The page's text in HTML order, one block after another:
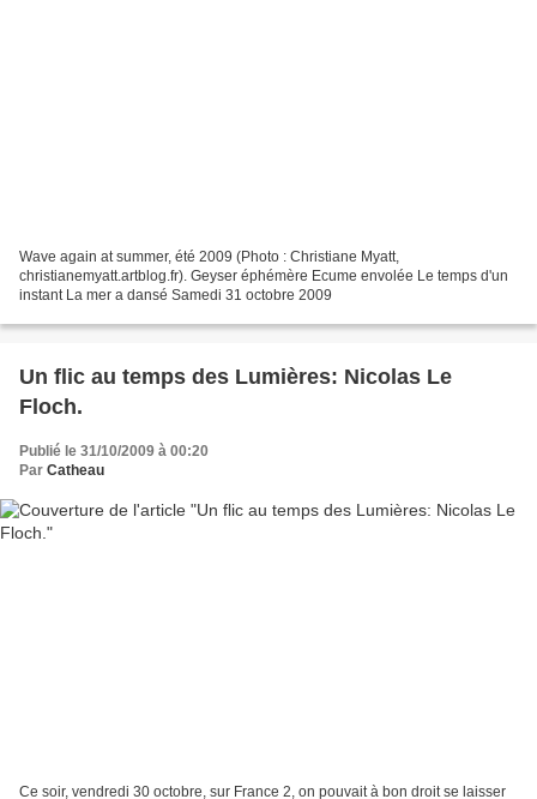
Wave again at summer, été 2009 (Photo : Christiane Myatt,
christianemyatt.artblog.fr). Geyser éphémère Ecume envolée Le temps d'un
instant La mer a dansé Samedi 31 octobre 2009
Un flic au temps des Lumières: Nicolas Le
Floch.
Publié le 31/10/2009 à 00:20
Par Catheau
Ce soir, vendredi 30 octobre, sur France 2, on pouvait à bon droit se laisser